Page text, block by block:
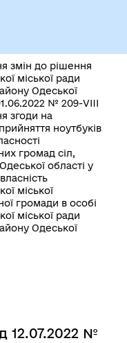
змін до рішення
міської ради
Одеської
№ 209-VIII
згоди на
ноутбуків
громад сіл,
області у
міської
громади в особі
міської ради
Одеської
12.07.2022 №